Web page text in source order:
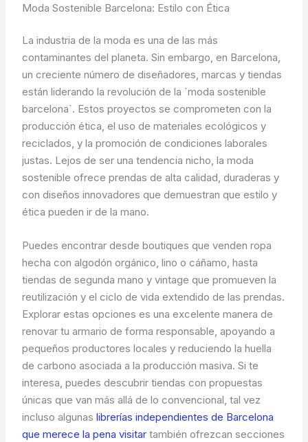
Moda Sostenible Barcelona: Estilo con Ética
La industria de la moda es una de las más
contaminantes del planeta. Sin embargo, en Barcelona,
un creciente número de diseñadores, marcas y tiendas
están liderando la revolución de la `moda sostenible
barcelona`. Estos proyectos se comprometen con la
producción ética, el uso de materiales ecológicos y
reciclados, y la promoción de condiciones laborales
justas. Lejos de ser una tendencia nicho, la moda
sostenible ofrece prendas de alta calidad, duraderas y
con diseños innovadores que demuestran que estilo y
ética pueden ir de la mano.
Puedes encontrar desde boutiques que venden ropa
hecha con algodón orgánico, lino o cáñamo, hasta
tiendas de segunda mano y vintage que promueven la
reutilización y el ciclo de vida extendido de las prendas.
Explorar estas opciones es una excelente manera de
renovar tu armario de forma responsable, apoyando a
pequeños productores locales y reduciendo la huella
de carbono asociada a la producción masiva. Si te
interesa, puedes descubrir tiendas con propuestas
únicas que van más allá de lo convencional, tal vez
incluso algunaslibrerías independientes de Barcelona
que merece la pena visitar también ofrezcan secciones